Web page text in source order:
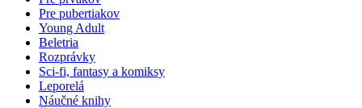
Pre pubertiakov
Young Adult
Beletria
Rozprávky
Sci-fi, fantasy a komiksy
Leporelá
Náučné knihy